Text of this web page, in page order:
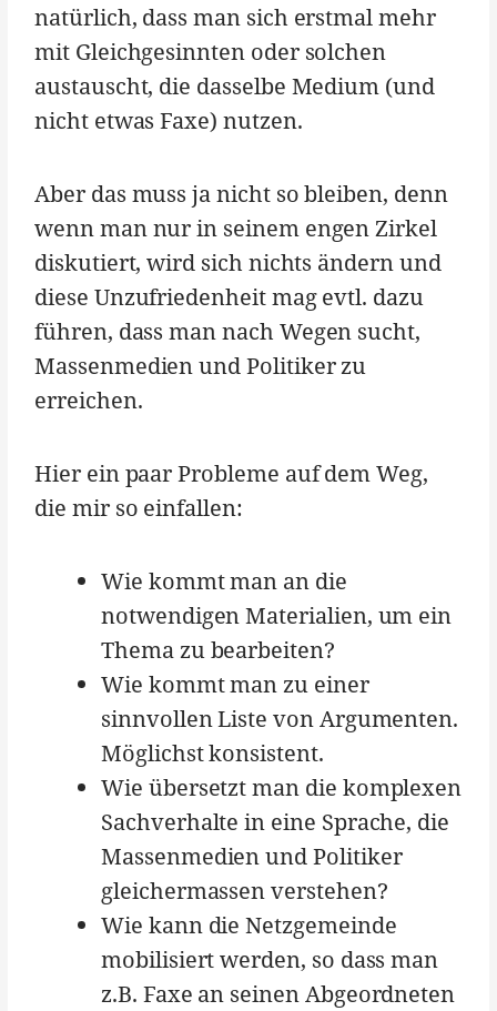
natürlich, dass man sich erstmal mehr
mit Gleichgesinnten oder solchen
austauscht, die dasselbe Medium (und
nicht etwas Faxe) nutzen.
Aber das muss ja nicht so bleiben, denn
wenn man nur in seinem engen Zirkel
diskutiert, wird sich nichts ändern und
diese Unzufriedenheit mag evtl. dazu
führen, dass man nach Wegen sucht,
Massenmedien und Politiker zu
erreichen.
Hier ein paar Probleme auf dem Weg,
die mir so einfallen:
Wie kommt man an die
notwendigen Materialien, um ein
Thema zu bearbeiten?
Wie kommt man zu einer
sinnvollen Liste von Argumenten.
Möglichst konsistent.
Wie übersetzt man die komplexen
Sachverhalte in eine Sprache, die
Massenmedien und Politiker
gleichermassen verstehen?
Wie kann die Netzgemeinde
mobilisiert werden, so dass man
z.B. Faxe an seinen Abgeordneten